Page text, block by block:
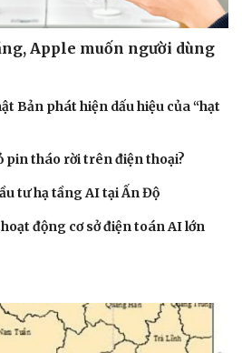
Apple muốn người dùng
Bản phát hiện dấu hiệu của “hạt
pin tháo rời trên điện thoại?
tư hạ tầng AI tại Ấn Độ
động cơ sở điện toán AI lớn